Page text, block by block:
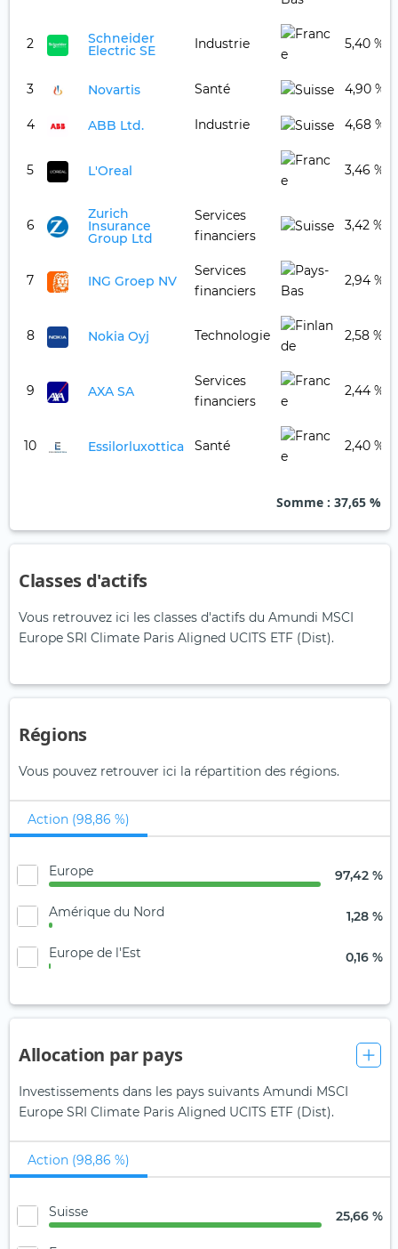
2 Schneider
Electric SE Industrie 5,40 %
3 Novartis Santé 4,90 %
4 ABB Ltd. Industrie 4,68 %
5 L'Oreal 3,46 %
6
Zurich
Insurance
Group Ltd
Services
financiers
3,42 %
7 ING Groep NV
Services
financiers
2,94 %
8 Nokia Oyj Technologie 2,58 %
9 AXA SA
Services
financiers
2,44 %
10 Essilorluxottica Santé 2,40 %
Somme : 37,65 %
Classes d'actifs
Vous retrouvez ici les classes d'actifs du Amundi MSCI
Europe SRI Climate Paris Aligned UCITS ETF (Dist).
Régions
Vous pouvez retrouver ici la répartition des régions.
Action (98,86 %)
Europe 97,42 %
Amérique du Nord 1,28 %
Europe de l'Est 0,16 %
Allocation par pays
Investissements dans les pays suivants Amundi MSCI
Europe SRI Climate Paris Aligned UCITS ETF (Dist).
Action (98,86 %)
Suisse 25,66 %